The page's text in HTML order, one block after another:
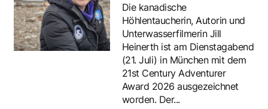
Die kanadische
Höhlentaucherin, Autorin und
Unterwasserfilmerin Jill
Heinerth ist am Dienstagabend
(21. Juli) in München mit dem
21st Century Adventurer
Award 2026 ausgezeichnet
worden. Der...